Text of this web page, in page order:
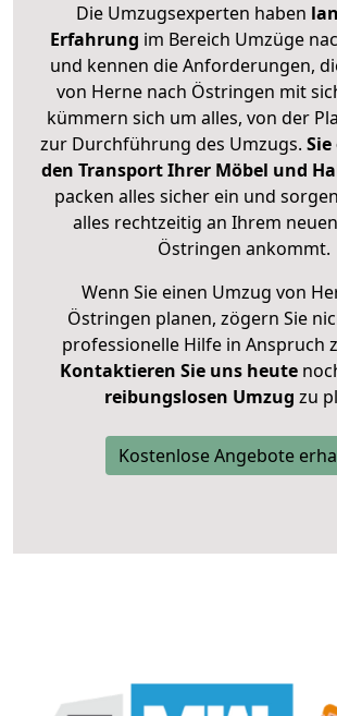
Die Umzugsexperten haben
Erfahrung im Bereich Umzüge
und kennen die Anforderungen,
von Herne nach Östringen mit
kümmern sich um alles, von der
zur Durchführung des Umzugs.
den Transport Ihrer Möbel und
packen alles sicher ein und
alles rechtzeitig an Ihrem
Östringen ankommt.
Wenn Sie einen Umzug von
Östringen planen, zögern Sie
professionelle Hilfe in Anspruch
Kontaktieren Sie uns heute
reibungslosen Umzug zu
Kostenlose Angebote